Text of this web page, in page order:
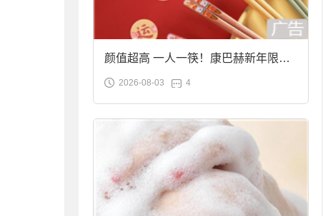
颜值超高 一人一筷！康巴赫新年限定
合金筷子大促：19.9元
2026-08-03 4